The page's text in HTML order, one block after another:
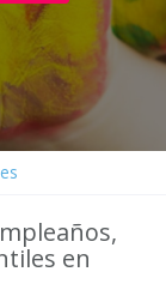
en